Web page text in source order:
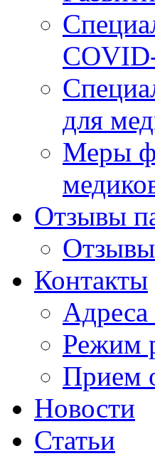
для
Меры
Отзывы
Контакты
Адреса
Режим
Прием
Новости
Статьи